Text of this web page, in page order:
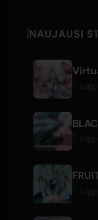
NAUJAUSI